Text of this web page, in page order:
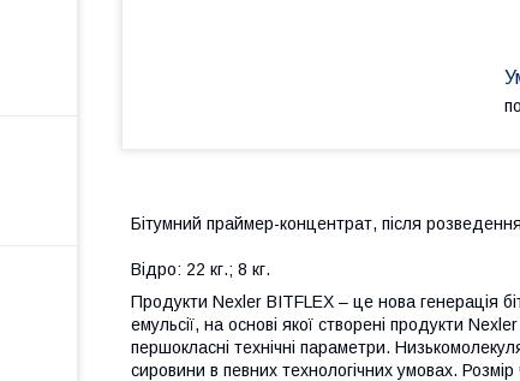
Бітумний праймер-концентрат, після
Відро: 22 кг.; 8 кг.
Продукти Nexler BITFLEX – це нова генерація
емульсії, на основі якої створені продукти
першокласні технічні параметри.
сировини в певних технологічних умовах. Розмір